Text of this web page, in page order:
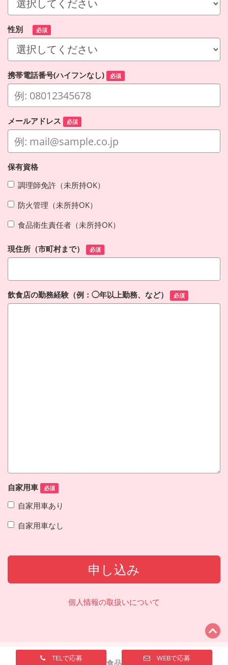
性別 必須
携帯電話番号(ハイフンなし) 必須
メールアドレス 必須
保有資格
調理師免許（未所持OK）
防火管理（未所持OK）
食品衛生責任者（未所持OK）
現住所（市町村まで） 必須
飲食店の勤務経験（例：◯年以上勤務、など） 必須
自家用車 必須
自家用車あり
自家用車なし
申し込み
個人情報の取扱いについて
TELで応募 WEBで応募
ナガサワ食品株式会社